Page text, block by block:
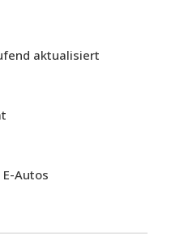
aktualisiert
Autos